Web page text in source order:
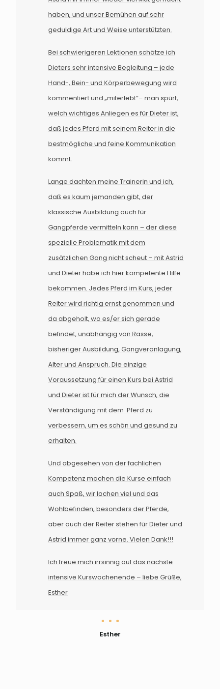
haben, und unser Bemühen auf sehr
geduldige Art und Weise unterstützten.
Bei schwierigeren Lektionen schätze ich
Dieters sehr intensive Begleitung – jede
Hand-, Bein- und Körperbewegung wird
kommentiert und „miterlebt“– man spürt,
welch wichtiges Anliegen es für Dieter ist,
daß jedes Pferd mit seinem Reiter in die
bestmögliche und feine Kommunikation
kommt.
Lange dachten meine Trainerin und ich,
daß es kaum jemanden gibt, der
klassische Ausbildung auch für
Gangpferde vermitteln kann – der diese
spezielle Problematik mit dem
zusätzlichen Gang nicht scheut – mit Astrid
und Dieter habe ich hier kompetente Hilfe
bekommen. Jedes Pferd im Kurs, jeder
Reiter wird richtig ernst genommen und
da abgeholt, wo es/er sich gerade
befindet, unabhängig von Rasse,
bisheriger Ausbildung, Gangveranlagung,
Alter und Anspruch. Die einzige
Voraussetzung für einen Kurs bei Astrid
und Dieter ist für mich der Wunsch, die
Verständigung mit dem Pferd zu
verbessern, um es schön und gesund zu
erhalten.
Und abgesehen von der fachlichen
Kompetenz machen die Kurse einfach
auch Spaß, wir lachen viel und das
Wohlbefinden, besonders der Pferde,
aber auch der Reiter stehen für Dieter und
Astrid immer ganz vorne. Vielen Dank!!!
Ich freue mich irrsinnig auf das nächste
intensive Kurswochenende – liebe Grüße,
Esther
Esther